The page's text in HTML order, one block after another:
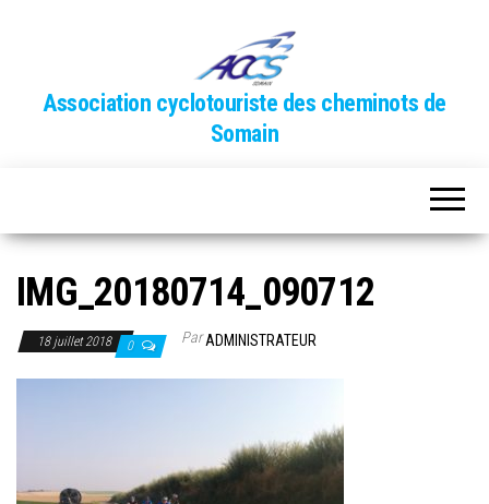
Association cyclotouriste des cheminots de
Somain
IMG_20180714_090712
18 juillet 2018 0 ParADMINISTRATEUR